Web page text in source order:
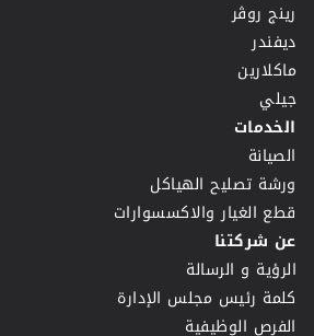
رينج روڤر
ديفندر
ماكلارين
جيلي
الخدمات
الصيانة
ورشة تصليح الهياكل
قطع الغيار والاكسسوارات
عن شركتنا
الرؤية و الرسالة
كلمة رئيس مجلس الإدارة
الفرص الوظيفية